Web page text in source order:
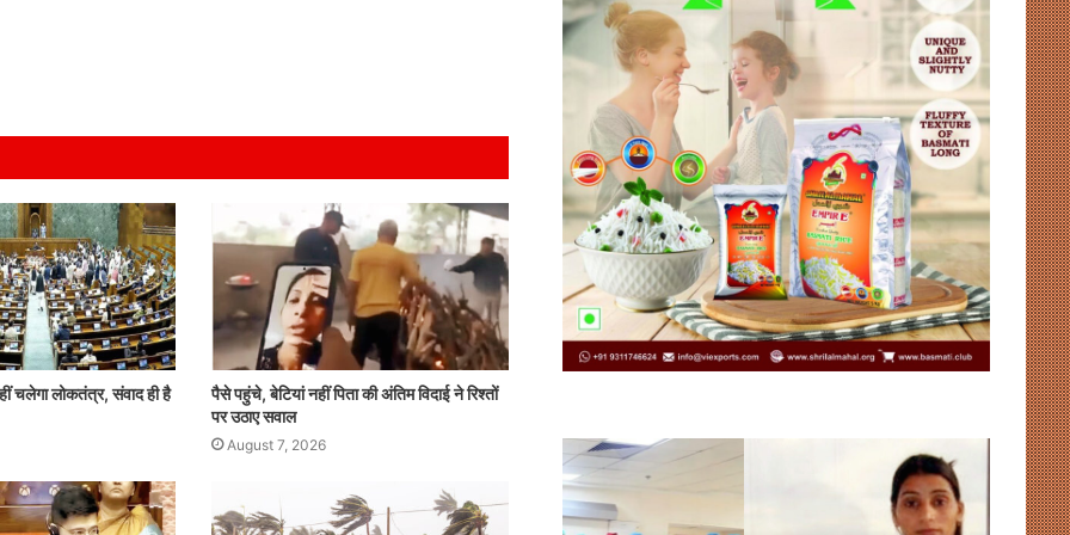
चलेगा लोकतंत्र, संवाद ही है
पैसे पहुंचे, बेटियां नहीं पिता की अंतिम विदाई ने रिश्तों
पर उठाए सवाल
August 7, 2026
में
नई
भारत
को
हॉकी
विश्व
संसदीय-
गतिरोध